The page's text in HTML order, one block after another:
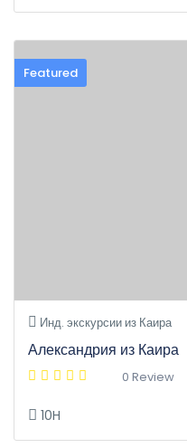
Featured
Инд. экскурсии из Каира
Александрия из Каира
0 Review
10H